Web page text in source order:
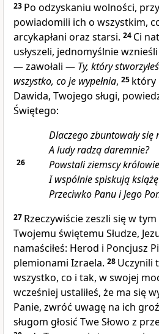
23 Po odzyskaniu wolności,
powiadomili ich o wszystkim,
arcykapłani oraz starsi. 24 Ci
usłyszeli, jednomyślnie
— zawołali — Ty, który
wszystko, co je wypełnia, 25 który
Dawida, Twojego sługi,
Świętego:
Dlaczego zbuntowały się
A ludy radzą daremnie?
26
Powstali ziemscy królowie
I wspólnie spiskują
Przeciwko Panu i Jego
27 Rzeczywiście zeszli się w
Twojemu świętemu Słudze,
namaściłeś: Herod i Poncjusz
plemionami Izraela. 28 Uczynili
wszystko, co i tak, w swojej
wcześniej ustaliłeś, że ma się
Panie, zwróć uwagę na ich
sługom głosić Twe Słowo z